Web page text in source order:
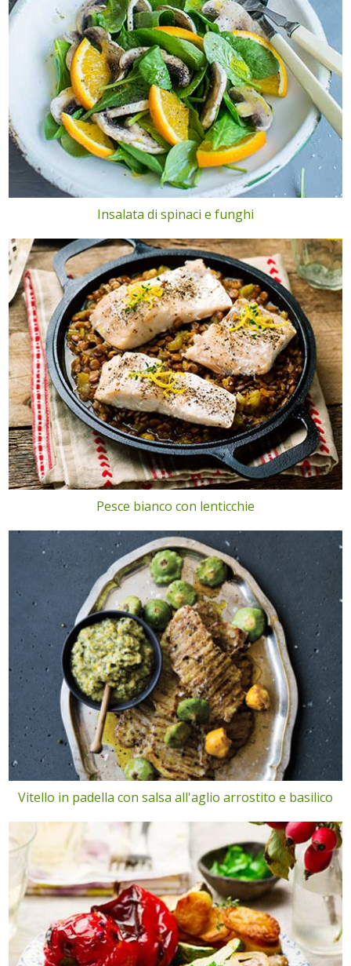
Insalata di spinaci e funghi
Pesce bianco con lenticchie
Vitello in padella con salsa all'aglio arrostito e basilico